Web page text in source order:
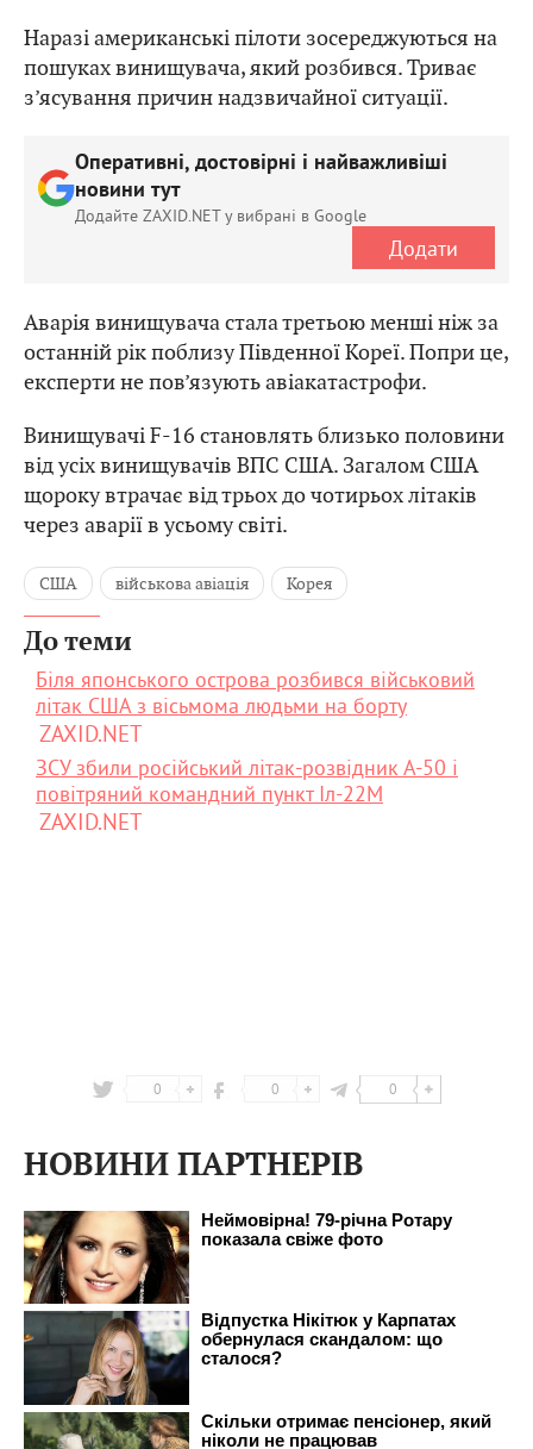
Наразі американські пілоти зосереджуються на
пошуках винищувача, який розбився. Триває
з’ясування причин надзвичайної ситуації.
Оперативні, достовірні і найважливіші
новини тут
Додайте ZAXID.NET у вибрані в Google
Додати
Аварія винищувача стала третьою менші ніж за
останній рік поблизу Південної Кореї. Попри це,
експерти не пов’язують авіакатастрофи.
Винищувачі F-16 становлять близько половини
від усіх винищувачів ВПС США. Загалом США
щороку втрачає від трьох до чотирьох літаків
через аварії в усьому світі.
США військова авіація Корея
До теми
Біля японського острова розбився військовий
літак США з вісьмома людьми на борту
ZAXID.NET
ЗСУ збили російський літак-розвідник А-50 і
повітряний командний пункт Іл-22М
ZAXID.NET
0 0 0
НОВИНИ ПАРТНЕРІВ